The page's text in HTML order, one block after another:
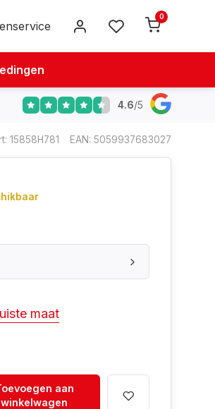
0
4.6/5
15858H781 EAN: 5059937683027
maat
aan
winkelwagen